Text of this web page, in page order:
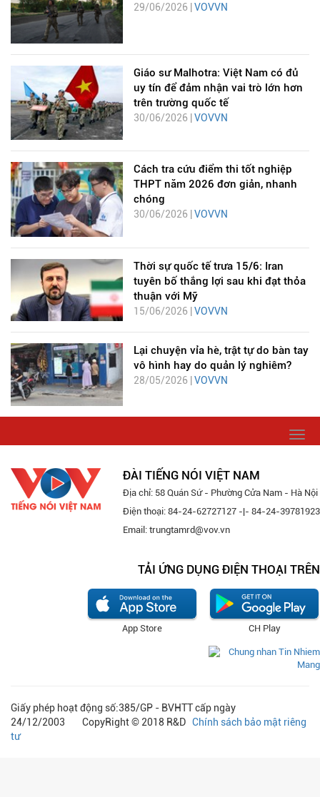
29/06/2026 | VOVVN
Giáo sư Malhotra: Việt Nam có đủ
uy tín để đảm nhận vai trò lớn hơn
trên trường quốc tế
30/06/2026 | VOVVN
Cách tra cứu điểm thi tốt nghiệp
THPT năm 2026 đơn giản, nhanh
chóng
30/06/2026 | VOVVN
Thời sự quốc tế trưa 15/6: Iran
tuyên bố thắng lợi sau khi đạt thỏa
thuận với Mỹ
15/06/2026 |VOVVN
Lại chuyện vỉa hè, trật tự do bàn tay
vô hình hay do quản lý nghiêm?
28/05/2026 | VOVVN
ĐÀI TIẾNG NÓI VIỆT NAM
Địa chỉ: 58 Quán Sứ - Phường Cửa Nam - Hà Nội
Điện thoại: 84-24-62727127 -|- 84-24-39781923
Email: trungtamrd@vov.vn
TẢI ỨNG DỤNG ĐIỆN THOẠI TRÊN
CH Play
App Store
Giấy phép hoạt động số:385/GP - BVHTT cấp ngày
24/12/2003 CopyRight © 2018 R&D Chính sách bảo mật riêng
tư